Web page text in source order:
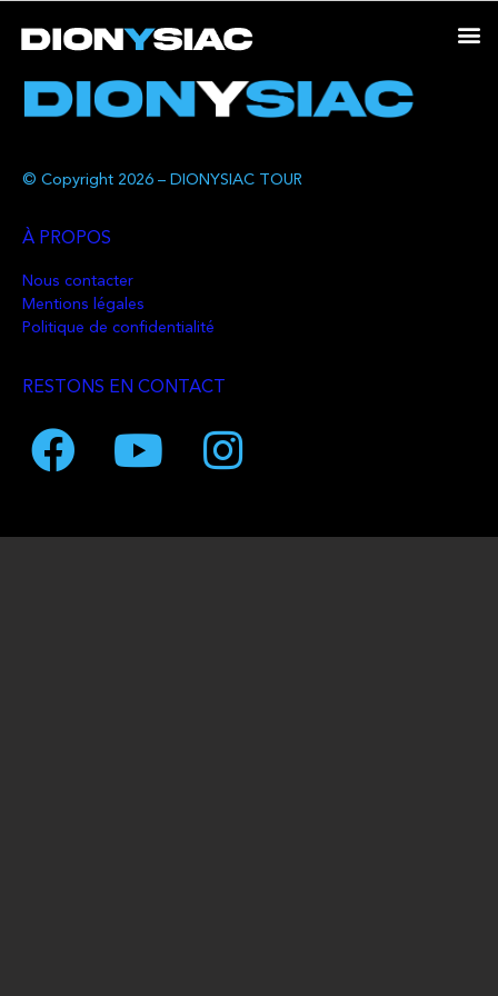
© Copyright 2026 – DIONYSIAC TOUR
À PROPOS
Nous contacter
Mentions légales
Politique de confidentialité
RESTONS EN CONTACT